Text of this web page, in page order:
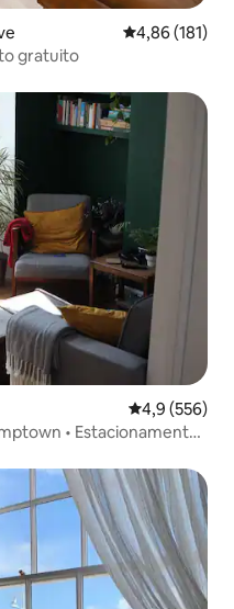
4,86 de uma
4,86 (181)
gratuito
hóspedes
4,9 de uma
4,9 (556)
• Estacionamento
hóspedes